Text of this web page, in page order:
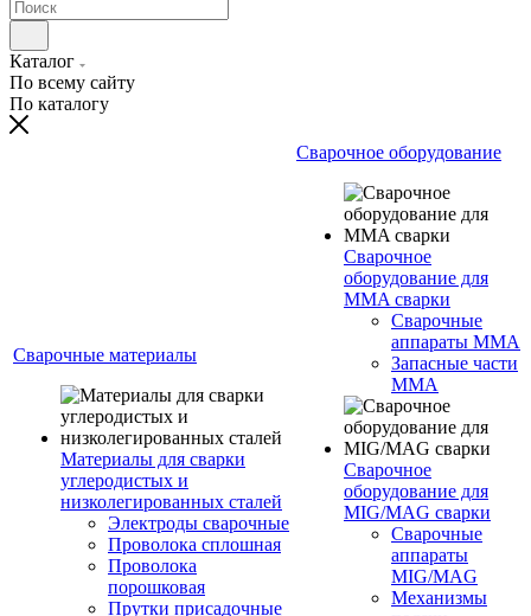
Каталог
По всему сайту
По каталогу
Сварочные материалы
Материалы для сварки
углеродистых и
низколегированных сталей
Электроды сварочные
Проволока сплошная
Проволока
порошковая
Прутки присадочные
Сварочное оборудование
Сварочное
оборудование для
MMA сварки
Сварочные
аппараты MMA
Запасные части
MMA
Сварочное
оборудование для
MIG/MAG сварки
Сварочные
аппараты
MIG/MAG
Механизмы